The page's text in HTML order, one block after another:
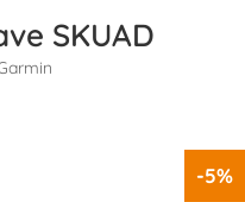
SKUAD
-5%